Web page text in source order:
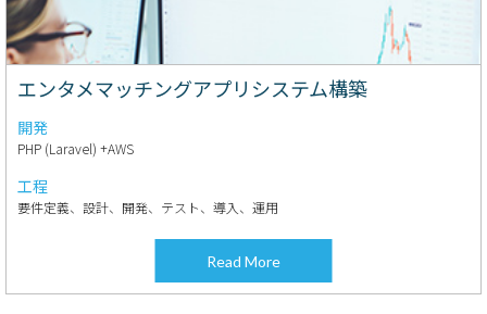
エンタメマッチングアプリシステム構築
開発
PHP (Laravel) +AWS
工程
要件定義、設計、開発、テスト、導入、運用
Read More